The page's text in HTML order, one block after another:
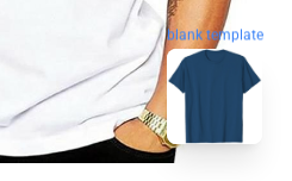
blank template